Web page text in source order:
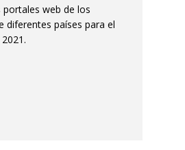
web de los
diferentes países para el